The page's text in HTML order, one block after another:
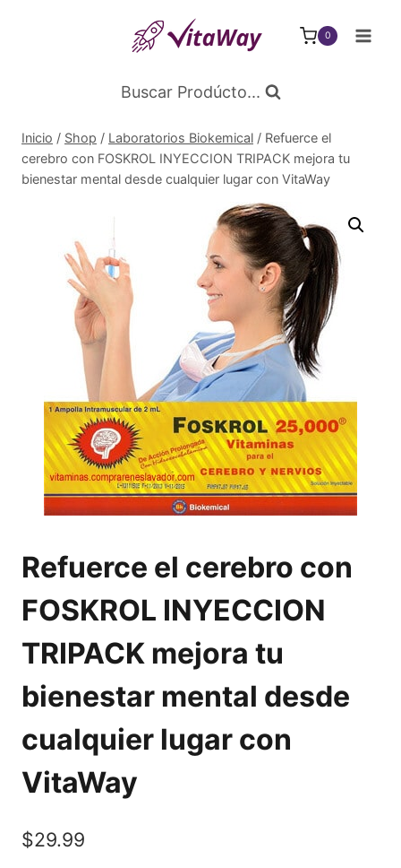
0
Buscar Prodúcto...
Inicio / Shop / Laboratorios Biokemical / Refuerce el
cerebro con FOSKROL INYECCION TRIPACK mejora tu
bienestar mental desde cualquier lugar con VitaWay
Refuerce el cerebro con
FOSKROL INYECCION
TRIPACK mejora tu
bienestar mental desde
cualquier lugar con
VitaWay
$29.99